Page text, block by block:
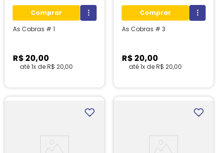
Comprar
As Cobras # 1
R$ 20,00
até1x deR$ 20,00
Comprar
As Cobras # 3
R$ 20,00
até1x deR$ 20,00